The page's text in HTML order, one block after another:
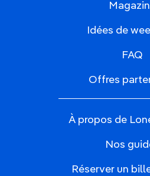
Idées de
FAQ
Offres
À propos de
Nos
Réserver un